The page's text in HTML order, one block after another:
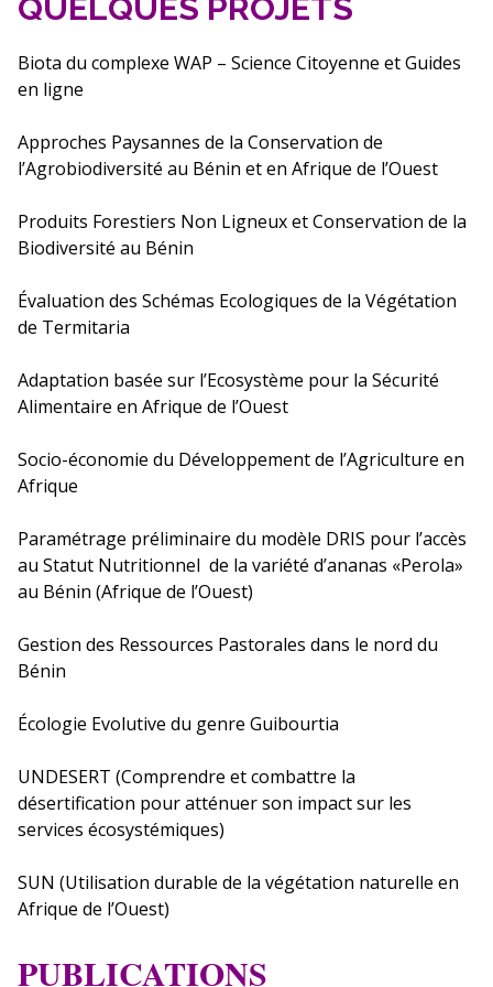
QUELQUES PROJETS
Biota du complexe WAP – Science Citoyenne et Guides
en ligne
Approches Paysannes de la Conservation de
l’Agrobiodiversité au Bénin et en Afrique de l’Ouest
Produits Forestiers Non Ligneux et Conservation de la
Biodiversité au Bénin
Évaluation des Schémas Ecologiques de la Végétation
de Termitaria
Adaptation basée sur l’Ecosystème pour la Sécurité
Alimentaire en Afrique de l’Ouest
Socio-économie du Développement de l’Agriculture en
Afrique
Paramétrage préliminaire du modèle DRIS pour l’accès
au Statut Nutritionnel de la variété d’ananas «Perola»
au Bénin (Afrique de l’Ouest)
Gestion des Ressources Pastorales dans le nord du
Bénin
Écologie Evolutive du genre Guibourtia
UNDESERT (Comprendre et combattre la
désertification pour atténuer son impact sur les
services écosystémiques)
SUN (Utilisation durable de la végétation naturelle en
Afrique de l’Ouest)
PUBLICATIONS